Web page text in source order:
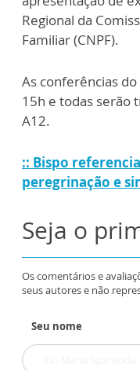
Regional da
Familiar (CNPF).
As conferências
15h e todas serão
A12.
:: Bispo
peregrinação e
Seja o
Os comentários e
seus autores e não
Seu nome